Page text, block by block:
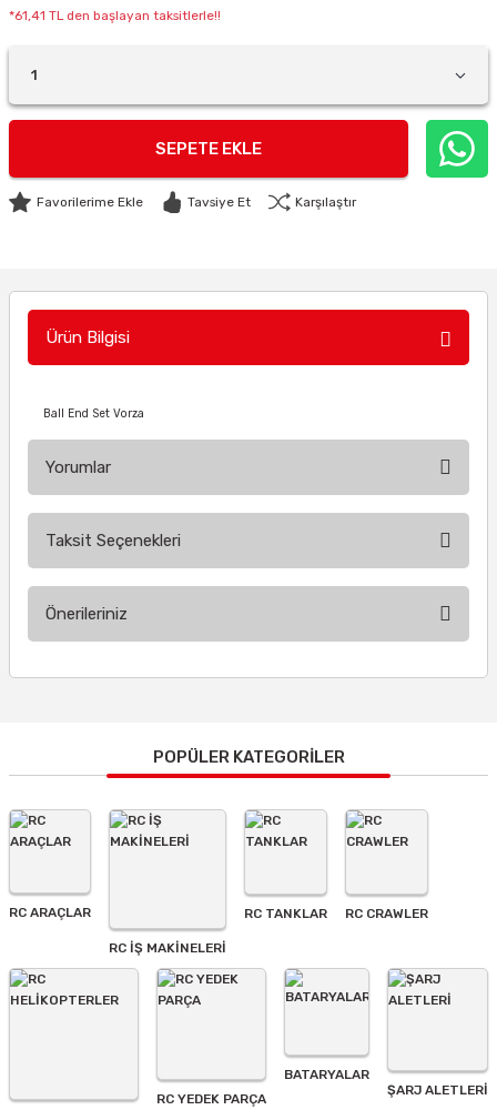
*61,41 TL den başlayan taksitlerle!!
SEPETE EKLE
Tavsiye Et Karşılaştır
Ürün Bilgisi
Ball End Set Vorza
Yorumlar
Taksit Seçenekleri
Önerileriniz
Görüş ve önerileriniz için teşekkür ederiz.
Ürün resmi kalitesiz, bozuk veya görüntülenemiyor.
Ürün açıklamasında eksik bilgiler bulunuyor.
Ürün fiyatı diğer sitelerden daha pahalı.
Bu ürüne benzer farklı alternatifler olmalı.
Gönder
POPÜLER KATEGORİLER
RC ARAÇLAR
RC İŞ MAKİNELERİ
RC TANKLAR RC CRAWLER
RC YEDEK PARÇA
BATARYALAR
ŞARJ ALETLERI